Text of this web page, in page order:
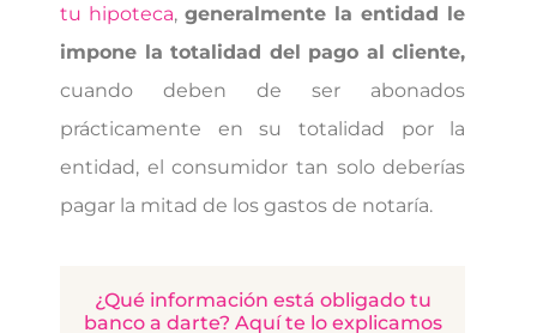
tu hipoteca,generalmente la entidad le
impone la totalidad del pago al cliente,
cuando deben de ser abonados
prácticamente en su totalidad por la
entidad, el consumidor tan solo deberías
pagar la mitad de los gastos de notaría.
¿Qué información está obligado tu
banco a darte? Aquí te lo explicamos